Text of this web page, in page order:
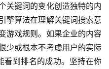
关键词的变化创造独特的内
擎算法在理解关键词搜索意
游戏规则。如果企业的内容
少或根本不考虑用户的实际
到排名的成功。坚持在你